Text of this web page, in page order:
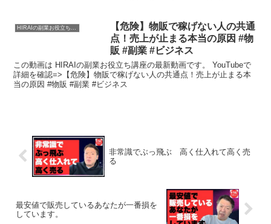
HIRAIの副業お役立ち講座
【危険】物販で稼げない人の共通
点！売上が止まる本当の原因 #物
販 #副業 #ビジネス
この動画は HIRAIの副業お役立ち講座の最新動画です。 YouTubeで
詳細を確認=>【危険】物販で稼げない人の共通点！売上が止まる本
当の原因 #物販 #副業 #ビジネス
非常識でぶっ飛ぶ 高く仕入れて高く売
る
最安値で販売しているあなたが一番損を
しています。